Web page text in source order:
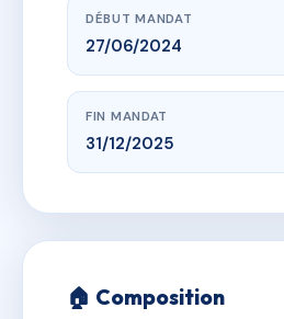
DÉBUT MANDAT
27/06/2024
FIN MANDAT
31/12/2025
🏠 Composition